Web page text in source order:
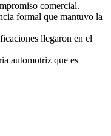
comercial.
formal que mantuvo la
llegaron en el
automotriz que es